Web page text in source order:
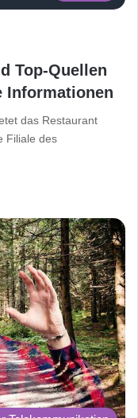
Top-Quellen
Informationen
das Restaurant
Filiale des